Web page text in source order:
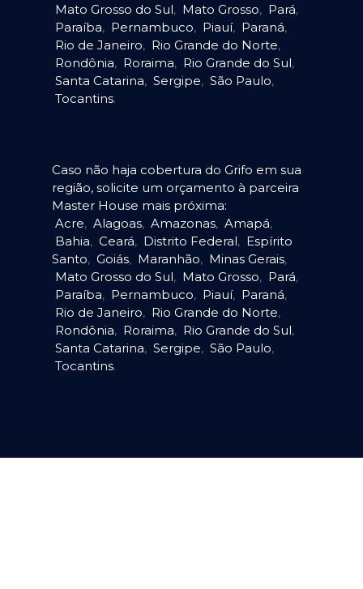
Mato Grosso do Sul, Mato Grosso, Pará,
Paraíba, Pernambuco, Piauí, Paraná,
Rio de Janeiro, Rio Grande do Norte,
Rondônia, Roraima, Rio Grande do Sul,
Santa Catarina, Sergipe, São Paulo,
Tocantins.
Caso não haja cobertura do Grifo em sua
região, solicite um orçamento à parceira
Master House mais próxima:
Acre, Alagoas, Amazonas, Amapá,
Bahia, Ceará, Distrito Federal, Espírito
Santo, Goiás, Maranhão, Minas Gerais,
Mato Grosso do Sul, Mato Grosso, Pará,
Paraíba, Pernambuco, Piauí, Paraná,
Rio de Janeiro, Rio Grande do Norte,
Rondônia, Roraima, Rio Grande do Sul,
Santa Catarina, Sergipe, São Paulo,
Tocantins.